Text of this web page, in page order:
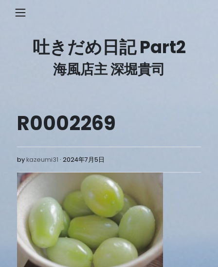
吐きだめ日記 Part2
海風店主 深堀貴司
R0002269
bykazeumi31 2024年7月5日
7
月
5
日